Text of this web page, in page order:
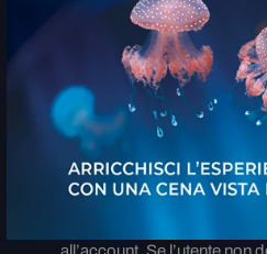
vengono trasmesse dal browser
provider del plug-in e lì salvate.
Se un utente ha eseguito
della Società mentre è
rispettivo provider potrà far
nell’account dell’utente e
utilizzino le funzioni del
sul pulsante “Mi piace”), le